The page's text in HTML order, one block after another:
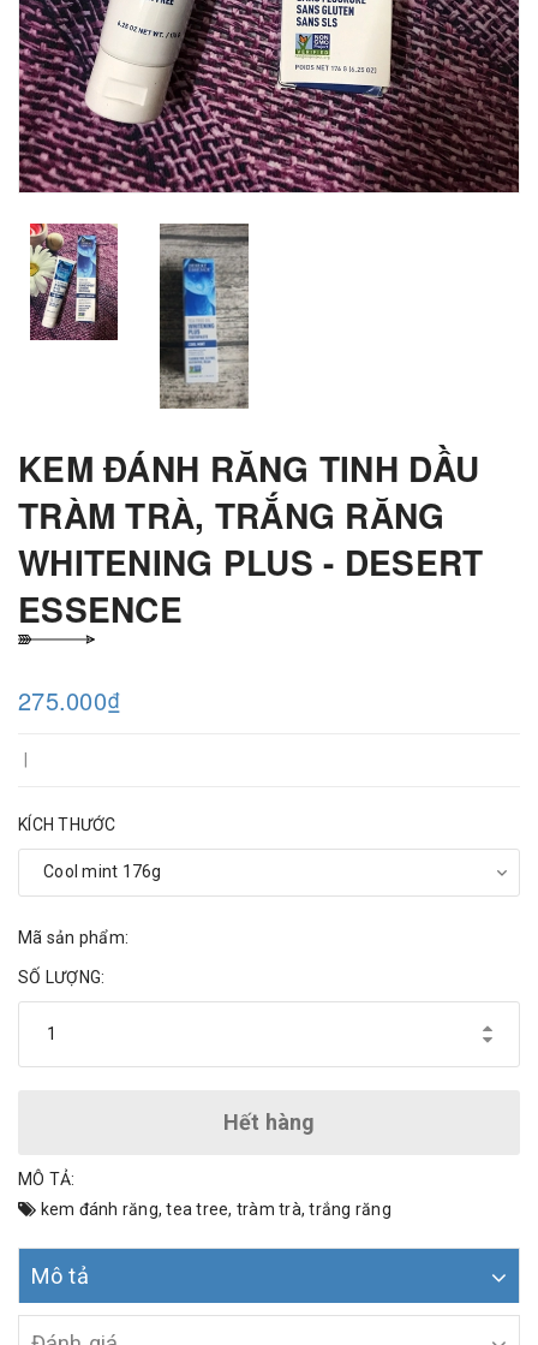
KEM ĐÁNH RĂNG TINH DẦU
TRÀM TRÀ, TRẮNG RĂNG
WHITENING PLUS - DESERT
ESSENCE
275.000₫
KÍCH THƯỚC
Mã sản phẩm:
SỐ LƯỢNG:
Hết hàng
MÔ TẢ:
kem đánh răng,tea tree, tràm trà,trắng răng
Mô tả